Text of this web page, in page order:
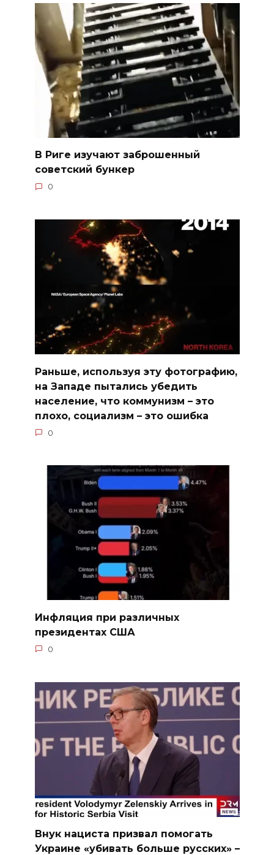
В Риге изучают заброшенный
советский бункер
0
Раньше, используя эту фотографию,
на Западе пытались убедить
население, что коммунизм – это
плохо, социализм – это ошибка
0
Инфляция при различных
президентах США
0
Внук нациста призвал помогать
Украине «убивать больше русских» –